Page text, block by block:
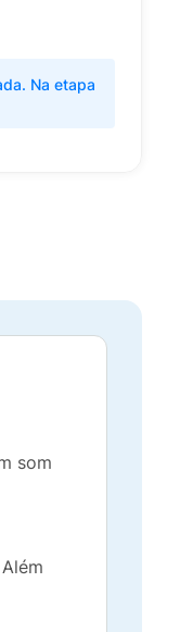
Na etapa
som